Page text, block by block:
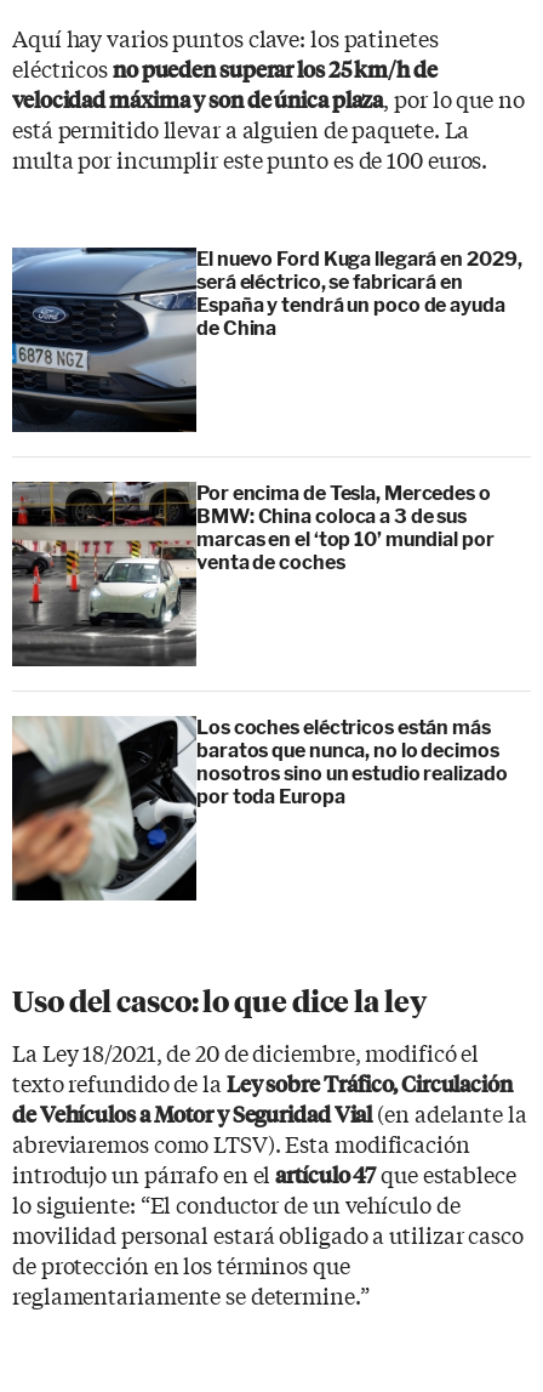
Aquí hay varios puntos clave: los patinetes
eléctricosno pueden superar los 25 km/h de
velocidad máxima y son de única plaza, por lo que no
está permitido llevar a alguien de paquete. La
multa por incumplir este punto es de 100 euros.
El nuevo Ford Kuga llegará en 2029,
será eléctrico, se fabricará en
España y tendrá un poco de ayuda
de China
Por encima de Tesla, Mercedes o
BMW: China coloca a 3 de sus
marcas en el ‘top 10’ mundial por
venta de coches
Los coches eléctricos están más
baratos que nunca, no lo decimos
nosotros sino un estudio realizado
por toda Europa
Uso del casco: lo que dice la ley
La Ley 18/2021, de 20 de diciembre, modificó el
texto refundido de la Ley sobre Tráfico, Circulación
de Vehículos a Motor y Seguridad Vial(en adelante la
abreviaremos como LTSV). Esta modificación
introdujo un párrafo en elartículo 47que establece
lo siguiente: “El conductor de un vehículo de
movilidad personal estará obligado a utilizar casco
de protección en los términos que
reglamentariamente se determine.”